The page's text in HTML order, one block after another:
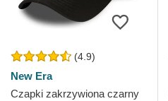
(4.9)
New Era
Czapki zakrzywiona czarny